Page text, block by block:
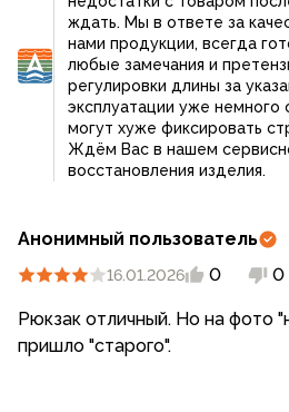
ждать. Мы в ответе за
нами продукции, всегда
любые замечания и
регулировки длины за
эксплуатации уже немного
могут хуже фиксировать
Ждём Вас в нашем
восстановления изделия.
Анонимный пользователь
16.01.2026 0 0
Рюкзак отличный. Но на фото
пришло "старого".